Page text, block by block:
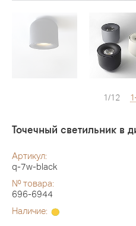
1/12
Точечный светильник в
Артикул:
q-7w-black
№ товара:
696-6944
Наличие: